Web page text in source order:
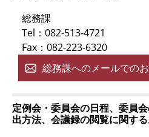
総務課
Tel：082-513-4721
Fax：082-223-6320
総務課へのメールでの
定例会・委員会の日程、委員
出方法、会議録の閲覧に関す